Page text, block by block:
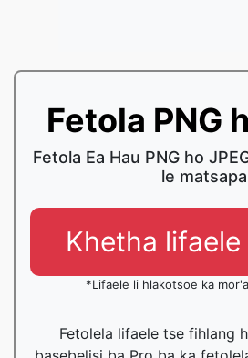
Fetola PNG
Fetola Ea Hau PNG ho
le matsapa
Khetha lifaele
*Lifaele li hlakotsoe ka
Fetolela lifaele tse fihlang